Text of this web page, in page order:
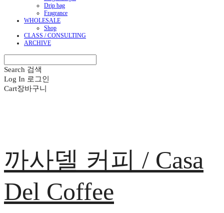
Drip bag
Fragrance
WHOLESALE
Shop
CLASS / CONSULTING
ARCHIVE
Search 검색
Log In 로그인
Cart장바구니
까사델 커피 / Casa
Del Coffee